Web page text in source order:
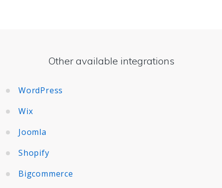
Other available integrations
WordPress
Wix
Joomla
Shopify
Bigcommerce